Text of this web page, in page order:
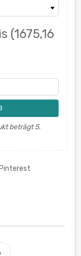
(1675,16
beträgt 5.
Pinterest